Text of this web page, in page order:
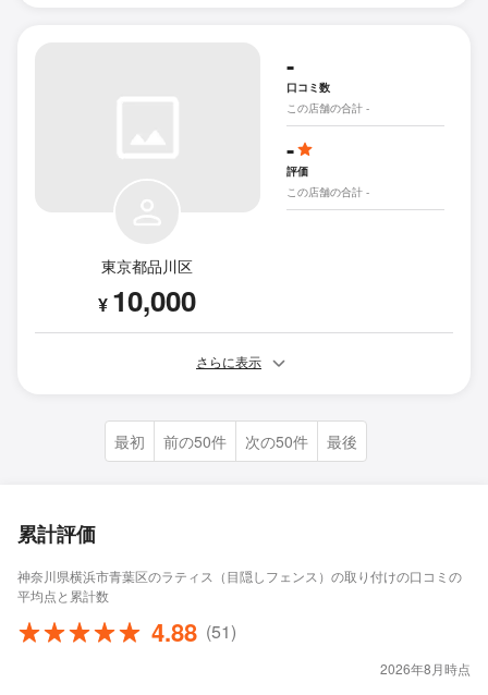
東京都品川区
¥ 10,000
-
口コミ数
この店舗の合計 -
-
評価
この店舗の合計 -
さらに表示
最初 前の50件 次の50件 最後
累計評価
神奈川県横浜市青葉区のラティス（目隠しフェンス）の取り付けの口コミの
平均点と累計数
4.88 (51)
2026年8月時点